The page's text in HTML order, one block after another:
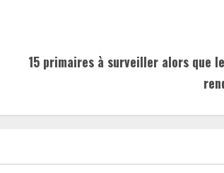
15 primaires à surveiller alors que